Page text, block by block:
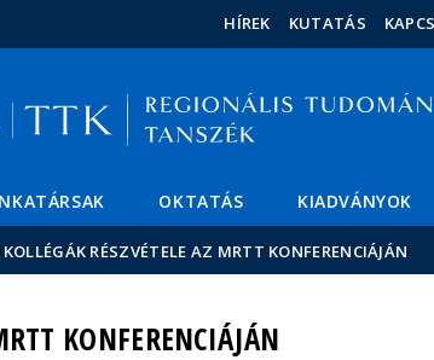
HÍREK KUTATÁS
OKTATÁS KIADVÁNYOK
RÉSZVÉTELE AZ MRTT KONFERENCIÁJÁN
KONFERENCIÁJÁN